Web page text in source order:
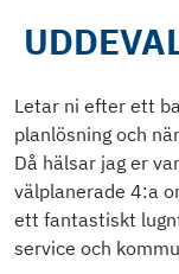
Letar ni efter ett
planlösning och
Då hälsar jag er
välplanerade 4:a
ett fantastiskt
service och